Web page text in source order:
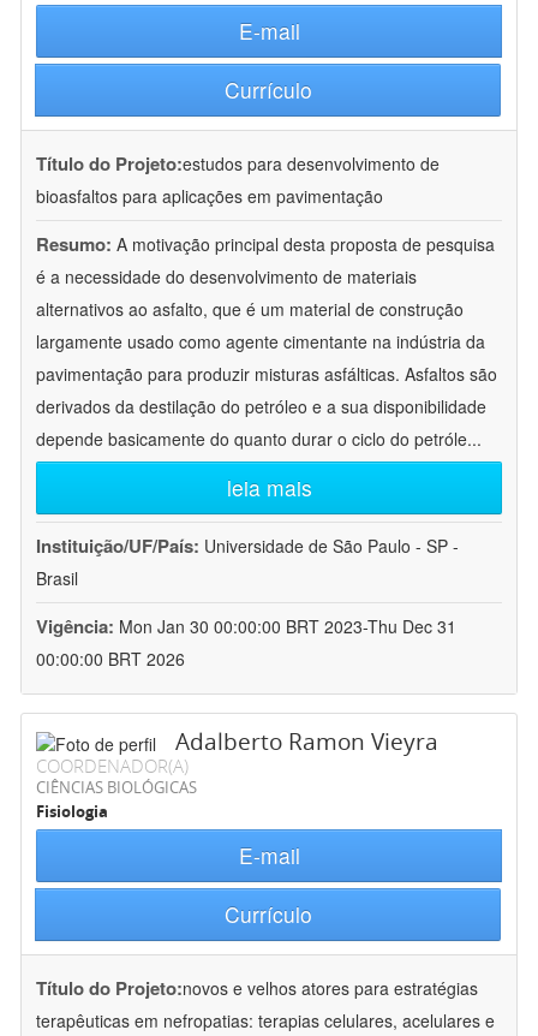
E-mail
Currículo
Título do Projeto:estudos para desenvolvimento de
bioasfaltos para aplicações em pavimentação
Resumo: A motivação principal desta proposta de pesquisa
é a necessidade do desenvolvimento de materiais
alternativos ao asfalto, que é um material de construção
largamente usado como agente cimentante na indústria da
pavimentação para produzir misturas asfálticas. Asfaltos são
derivados da destilação do petróleo e a sua disponibilidade
depende basicamente do quanto durar o ciclo do petróle...
leia mais
Instituição/UF/País: Universidade de São Paulo - SP -
Brasil
Vigência: Mon Jan 30 00:00:00 BRT 2023-Thu Dec 31
00:00:00 BRT 2026
Adalberto Ramon Vieyra
COORDENADOR(A)
CIÊNCIAS BIOLÓGICAS
Fisiologia
E-mail
Currículo
Título do Projeto:novos e velhos atores para estratégias
terapêuticas em nefropatias: terapias celulares, acelulares e